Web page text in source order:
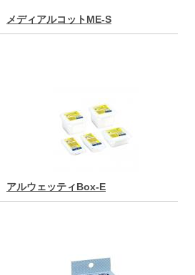
メディアルコットME-S
アルウェッティBox-E